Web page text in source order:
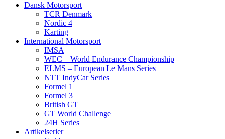
Dansk Motorsport
TCR Denmark
Nordic 4
Karting
International Motorsport
IMSA
WEC – World Endurance Championship
ELMS – European Le Mans Series
NTT IndyCar Series
Formel 1
Formel 3
British GT
GT World Challenge
24H Series
Artikelserier